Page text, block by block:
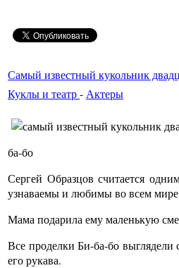
Самый известный кукольник
Куклы и театр- Актеры
ба-бо
Сергей Образцов считается
узнаваемы и любимы во всем
Мама подарила ему маленькую
Все проделки Би-ба-бо выглядели
его рукава.